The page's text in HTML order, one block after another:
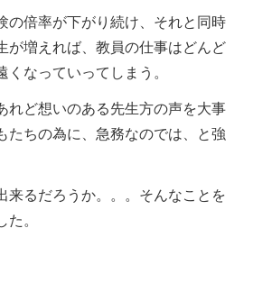
の倍率が下がり続け、それと同時
が増えれば、教員の仕事はどんど
なっていってしまう。
れど想いのある先生方の声を大事
たちの為に、急務なのでは、と強
来るだろうか。。。そんなことを
。